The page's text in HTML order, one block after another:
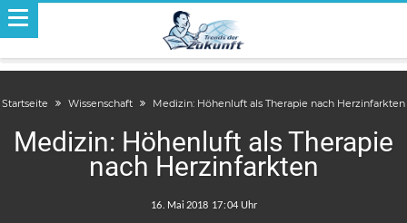
Startseite Wissenschaft Medizin: Höhenluft als Therapie nach Herzinfarkten
Medizin: Höhenluft als Therapie
nach Herzinfarkten
: